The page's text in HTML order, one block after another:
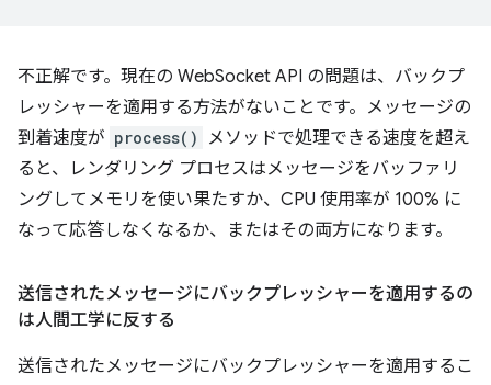
不正解です。現在の WebSocket API の問題は、バックプ
レッシャーを適用する方法がないことです。メッセージの
到着速度が process()
メソッドで処理できる速度を超え
ると、レンダリング プロセスはメッセージをバッファリ
ングしてメモリを使い果たすか、CPU 使用率が 100% に
なって応答しなくなるか、またはその両方になります。
送信されたメッセージにバックプレッシャーを適用するの
は人間工学に反する
送信されたメッセージにバックプレッシャーを適用するこ